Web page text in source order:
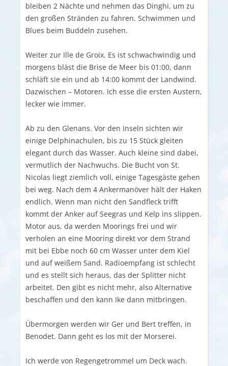
bleiben 2 Nächte und nehmen das Dinghi, um zu
den großen Stränden zu fahren. Schwimmen und
Blues beim Buddeln zusehen.
Weiter zur Ille de Groix. Es ist schwachwindig und
morgens bläst die Brise de Meer bis 01:00, dann
schläft sie ein und ab 14:00 kommt der Landwind.
Dazwischen – Motoren. Ich esse die ersten Austern,
lecker wie immer.
Ab zu den Glenans. Vor den Inseln sichten wir
einige Delphinachulen, bis zu 15 Stück gleiten
elegant durch das Wasser. Auch kleine sind dabei,
vermutlich der Nachwuchs. Die Bucht von St.
Nicolas liegt ziemlich voll, einige Tagesgäste gehen
bei weg. Nach dem 4 Ankermanöver hält der Haken
endlich. Wenn man nicht den Sandfleck trifft
kommt der Anker auf Seegras und Kelp ins slippen.
Motor aus, da werden Moorings frei und wir
verholen an eine Mooring direkt vor dem Strand
mit bei Ebbe noch 60 cm Wasser unter dem Kiel
und auf weißem Sand. Radioempfang ist schlecht
und es stellt sich heraus, das der Splitter nicht
arbeitet. Den gibt es nicht mehr, also Alternative
beschaffen und den kann Ike dann mitbringen.
Übermorgen werden wir Ger und Bert treffen, in
Benodet. Dann geht es los mit der Morserei.
Ich werde von Regengetrommel um Deck wach.